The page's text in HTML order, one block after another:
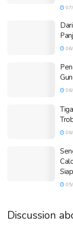
Discussion